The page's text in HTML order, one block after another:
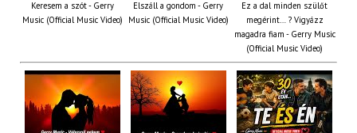
Keresem a szót - Gerry
Music (Official Music Video)
Elszáll a gondom - Gerry
Music (Official Music Video)
Ez a dal minden szülőt
megérint… ? Vigyázz
magadra fiam - Gerry Music
(Official Music Video)